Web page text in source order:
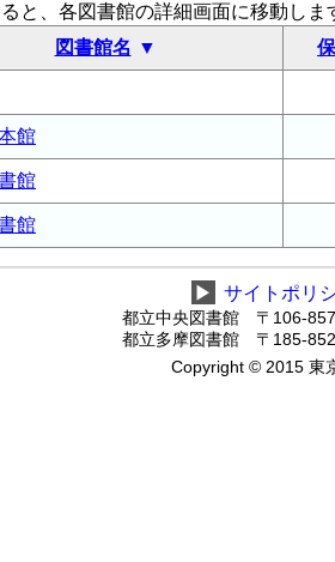
と、各図書館の詳細画面に移動しま
図書館名
館
館
館
▶ サイトポリ
都立中央図書館 〒106-
都立多摩図書館 〒185-
Copyright © 2015 東